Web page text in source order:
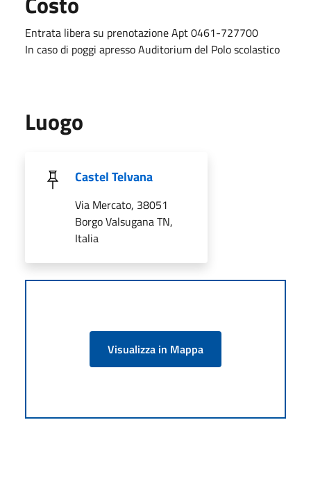
Entrata libera su prenotazione Apt 0461-727700
In caso di poggi apresso Auditorium del Polo scolastico
Luogo
Castel Telvana
Via Mercato, 38051
Borgo Valsugana TN,
Italia
Visualizza in Mappa